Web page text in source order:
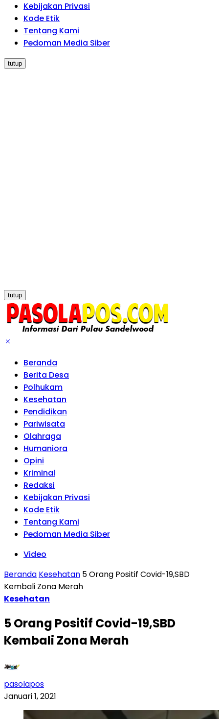
Kebijakan Privasi
Kode Etik
Tentang Kami
Pedoman Media Siber
tutup
tutup
Beranda
Berita Desa
Polhukam
Kesehatan
Pendidikan
Pariwisata
Olahraga
Humaniora
Opini
Kriminal
Redaksi
Kebijakan Privasi
Kode Etik
Tentang Kami
Pedoman Media Siber
Video
Beranda Kesehatan 5 Orang Positif Covid-19,SBD
Kembali Zona Merah
Kesehatan
5 Orang Positif Covid-19,SBD
Kembali Zona Merah
pasolapos
Januari 1, 2021